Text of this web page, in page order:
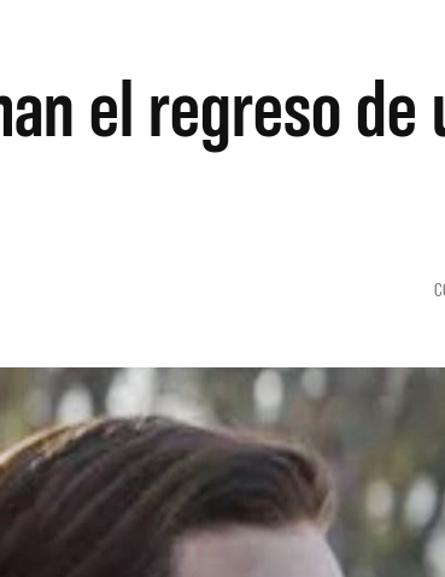
el regreso de